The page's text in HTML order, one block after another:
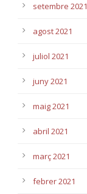
setembre 2021
agost 2021
juliol 2021
juny 2021
maig 2021
abril 2021
març 2021
febrer 2021